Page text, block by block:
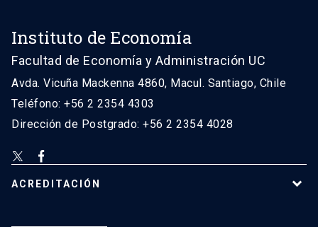
Instituto de Economía
Facultad de Economía y Administración UC
Avda. Vicuña Mackenna 4860, Macul. Santiago, Chile
Teléfono: +56 2 2354 4303
Dirección de Postgrado: +56 2 2354 4028
ACREDITACIÓN